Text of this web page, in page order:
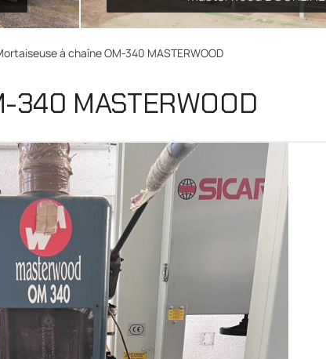
à chaîne OM-340 MASTERWOOD
MASTERWOOD